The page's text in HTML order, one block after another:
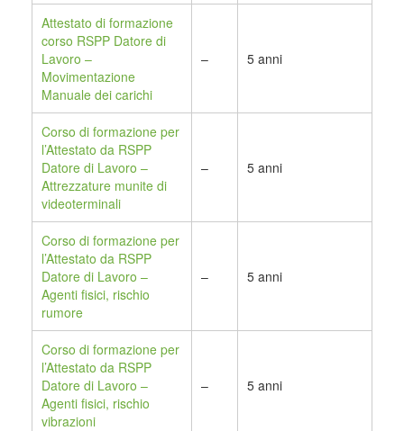
Attestato di formazione
corso RSPP Datore di
Lavoro –
Movimentazione
Manuale dei carichi
– 5 anni
Corso di formazione per
l’Attestato da RSPP
Datore di Lavoro –
Attrezzature munite di
videoterminali
– 5 anni
Corso di formazione per
l’Attestato da RSPP
Datore di Lavoro –
Agenti fisici, rischio
rumore
– 5 anni
Corso di formazione per
l’Attestato da RSPP
Datore di Lavoro –
Agenti fisici, rischio
vibrazioni
– 5 anni